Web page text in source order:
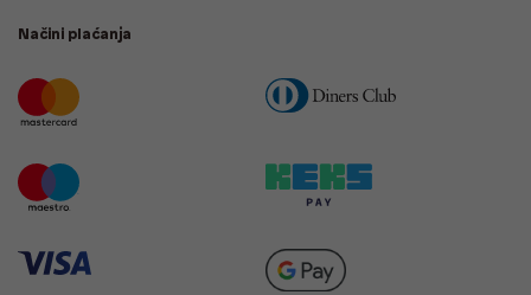
Načini plaćanja